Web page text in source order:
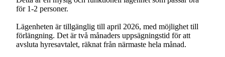
för 1-2 personer.
Lägenheten är tillgänglig till april 2026, med möjlighet till
förlängning. Det är två månaders uppsägningstid för att
avsluta hyresavtalet, räknat från närmaste hela månad.